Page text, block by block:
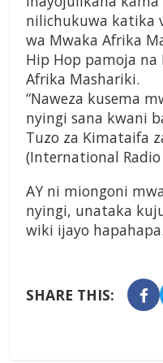
nilichukuwa katika
wa Mwaka Afrika
Hip Hop pamoja na
Afrika Mashariki.
“Naweza kusema
nyingi sana kwani
Tuzo za Kimataifa
(International Radio
AY ni miongoni
nyingi, unataka
wiki ijayo hapahapa.
SHARE THIS: